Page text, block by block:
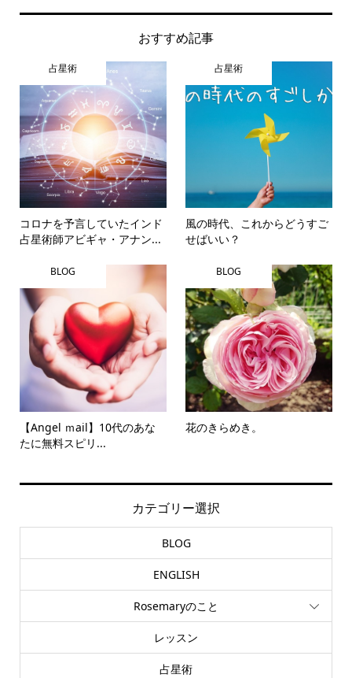
おすすめ記事
占星術
コロナを予言していたインド
占星術師アビギャ・アナン...
占星術
風の時代、これからどうすご
せばいい？
BLOG
【Angel ｍail】10代のあな
たに無料スピリ...
BLOG
花のきらめき。
カテゴリー選択
BLOG
ENGLISH
Rosemaryのこと
レッスン
占星術